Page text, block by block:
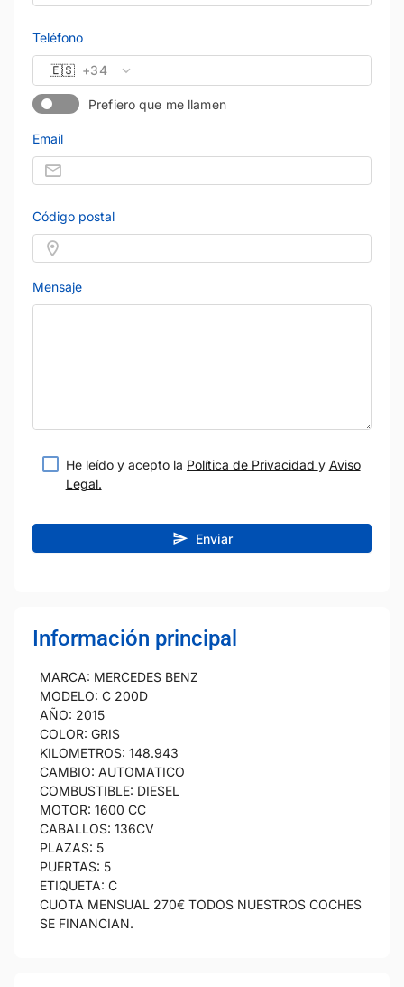
Teléfono
🇪🇸 +34
Prefiero que me llamen
Email
Código postal
Mensaje
He leído y acepto la Política de Privacidad y Aviso
Legal.
Enviar
Información principal
MARCA: MERCEDES BENZ
MODELO: C 200D
AÑO: 2015
COLOR: GRIS
KILOMETROS: 148.943
CAMBIO: AUTOMATICO
COMBUSTIBLE: DIESEL
MOTOR: 1600 CC
CABALLOS: 136CV
PLAZAS: 5
PUERTAS: 5
ETIQUETA: C
CUOTA MENSUAL 270€ TODOS NUESTROS COCHES
SE FINANCIAN.